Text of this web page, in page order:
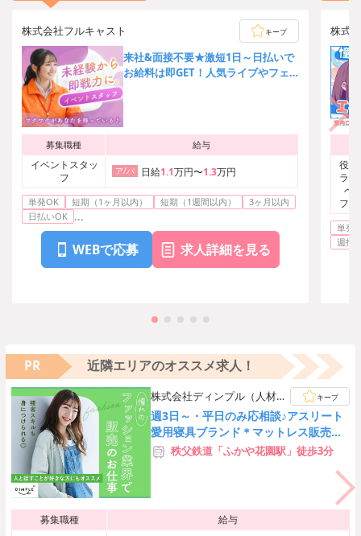
株式会社フルキャスト キープ
来社&面接不要★激短1日～日払いで
お給料は即GET！人気ライブやフェ
スの運営サポート♪
募集職種 給与
イベントスタッ
フ
ア/パ 日給1.1万円〜1.3万円
単発OK 短期（1ヶ月以内） 短期（1週間以内）
3ヶ月以内
日払いOK ...
WEBで応募 求人詳細を見る
株式
役者
ラ
ベ
フ
芸
単発
週払
PR 近隣エリアのオススメ求人！
株式会社ディンプル（人材サ
ービス会社）
キープ
週3日～・平日のみ応相談♪アスリート
愛用寝具ブランド＊マットレス販売＠
ふかや花園
秩父鉄道「ふかや花園駅」徒歩3分
募集職種
給与